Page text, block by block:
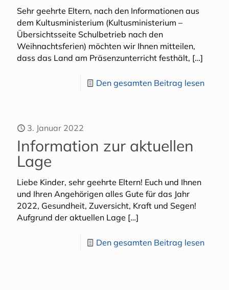
Sehr geehrte Eltern, nach den Informationen aus
dem Kultusministerium (Kultusministerium –
Übersichtsseite Schulbetrieb nach den
Weihnachtsferien) möchten wir Ihnen mitteilen,
dass das Land am Präsenzunterricht festhält, […]
Den gesamten Beitrag lesen
3. Januar 2022
Information zur aktuellen
Lage
Liebe Kinder, sehr geehrte Eltern! Euch und Ihnen
und Ihren Angehörigen alles Gute für das Jahr
2022, Gesundheit, Zuversicht, Kraft und Segen!
Aufgrund der aktuellen Lage […]
Den gesamten Beitrag lesen